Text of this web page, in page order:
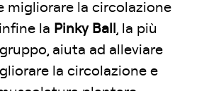
migliorare la circolazione
la Pinky Ball , la più
aiuta ad alleviare
la circolazione e